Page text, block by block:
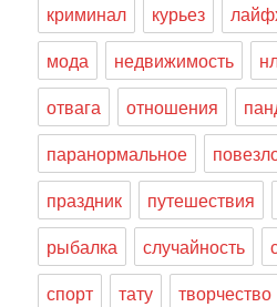
криминал
курьез
мода
недвижимость
отвага
отношения
паранормальное
праздник
путешествия
рыбалка
случайность
спорт
тату творчество